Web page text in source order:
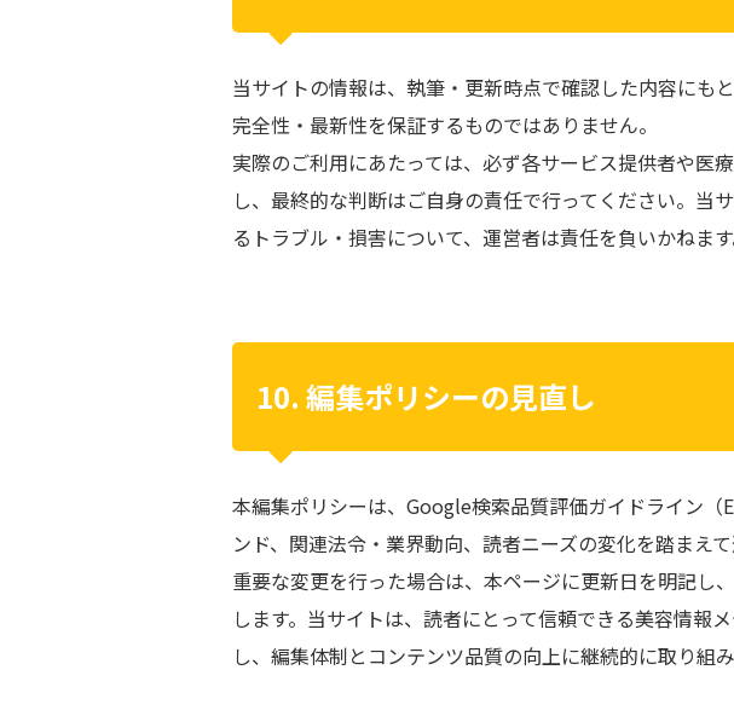
当サイトの情報は、執筆・更新時点で確認した内容にも
完全性・最新性を保証するものではありません。
実際のご利用にあたっては、必ず各サービス提供者や医
し、最終的な判断はご自身の責任で行ってください。当
るトラブル・損害について、運営者は責任を負いかねます
10. 編集ポリシーの見直し
本編集ポリシーは、Google検索品質評価ガイドライン（
ンド、関連法令・業界動向、読者ニーズの変化を踏まえて
重要な変更を行った場合は、本ページに更新日を明記し
します。当サイトは、読者にとって信頼できる美容情報
し、編集体制とコンテンツ品質の向上に継続的に取り組み